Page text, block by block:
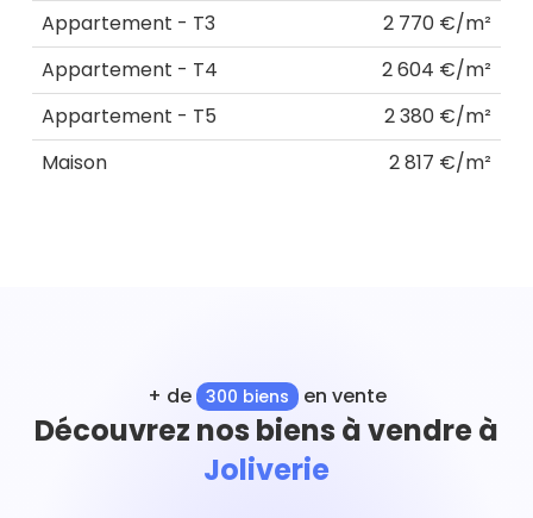
Appartement - T3
2 770 €/m²
Appartement - T4
2 604 €/m²
Appartement - T5
2 380 €/m²
Maison
2 817 €/m²
+ de 300 biens en vente
Découvrez nos biens à vendre à
Joliverie